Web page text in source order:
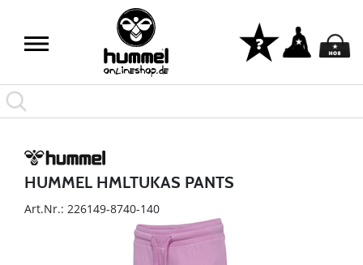
HUMMEL HMLTUKAS PANTS
Art.Nr.: 226149-8740-140